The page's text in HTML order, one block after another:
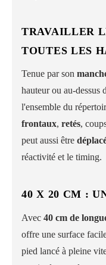
TRAVAILLER
TOUTES LES
Tenue par son
hauteur ou au-dessus
l'ensemble du
frontaux, retés,
peut aussi être
réactivité et le timing.
40 X 20 CM :
Avec 40 cm de
offre une surface
pied lancé à pleine